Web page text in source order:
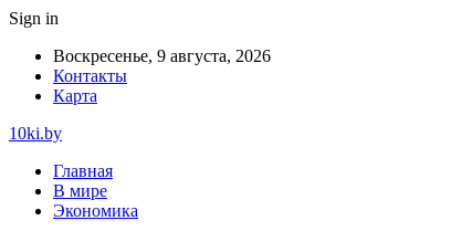
Sign in
Воскресенье, 9 августа, 2026
Контакты
Карта
10ki.by
Главная
В мире
Экономика